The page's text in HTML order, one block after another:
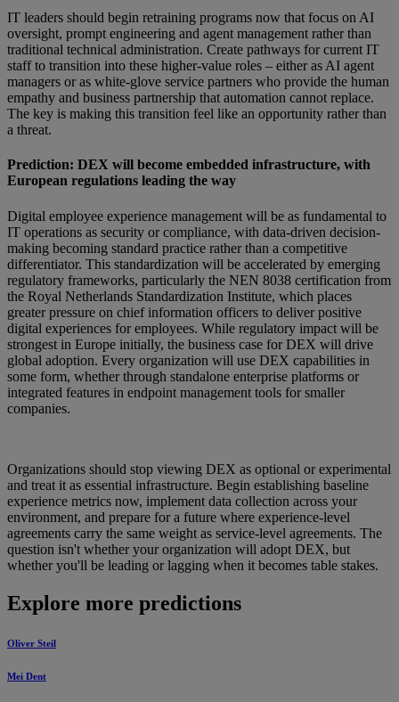
IT leaders should begin retraining programs now that focus on AI
oversight, prompt engineering and agent management rather than
traditional technical administration. Create pathways for current IT
staff to transition into these higher-value roles – either as AI agent
managers or as white-glove service partners who provide the human
empathy and business partnership that automation cannot replace.
The key is making this transition feel like an opportunity rather than
a threat.
Prediction: DEX will become embedded infrastructure, with
European regulations leading the way
Digital employee experience management will be as fundamental to
IT operations as security or compliance, with data-driven decision-
making becoming standard practice rather than a competitive
differentiator. This standardization will be accelerated by emerging
regulatory frameworks, particularly the NEN 8038 certification from
the Royal Netherlands Standardization Institute, which places
greater pressure on chief information officers to deliver positive
digital experiences for employees. While regulatory impact will be
strongest in Europe initially, the business case for DEX will drive
global adoption. Every organization will use DEX capabilities in
some form, whether through standalone enterprise platforms or
integrated features in endpoint management tools for smaller
companies.
Organizations should stop viewing DEX as optional or experimental
and treat it as essential infrastructure. Begin establishing baseline
experience metrics now, implement data collection across your
environment, and prepare for a future where experience-level
agreements carry the same weight as service-level agreements. The
question isn't whether your organization will adopt DEX, but
whether you'll be leading or lagging when it becomes table stakes.
Explore more predictions
Oliver Steil
Mei Dent